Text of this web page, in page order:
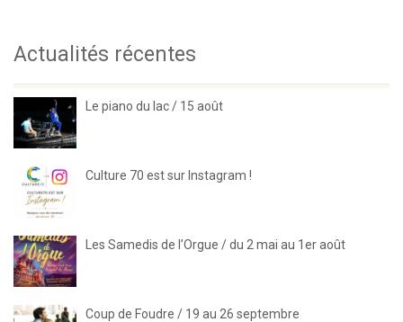
Actualités récentes
Le piano du lac / 15 août
Culture 70 est sur Instagram !
Les Samedis de l’Orgue / du 2 mai au 1er août
Coup de Foudre / 19 au 26 septembre